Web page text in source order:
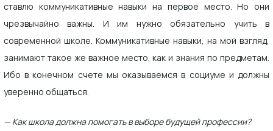
ставлю коммуникативные навыки на первое место. Но они
чрезвычайно важны. И им нужно обязательно учить в
современной школе. Коммуникативные навыки, на мой взгляд,
занимают такое же важное место, как и знания по предметам.
Ибо в конечном счете мы оказываемся в социуме и должны
уверенно общаться.
— Как школа должна помогать в выборе будущей профессии?